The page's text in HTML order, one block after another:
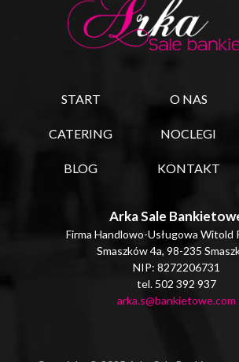
START O NAS
CATERING NOCLEGI
BLOG KONTAKT
Arka Sale
Firma Handlowo-Usługowa Witold
Smaszków 4a, 98-235
NIP: 8272206731
tel. 502 392 937
arka.s@bankietowe.com